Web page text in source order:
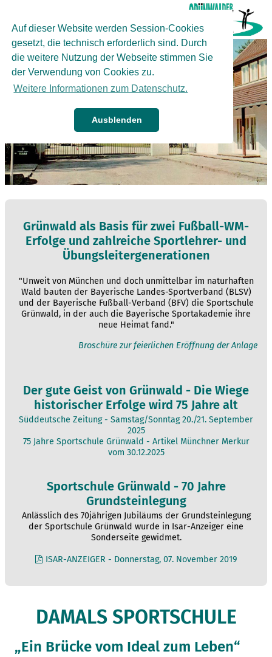
Auf dieser Website werden Session-Cookies
gesetzt, die technisch erforderlich sind. Durch
die weitere Nutzung der Webseite stimmen Sie
der Verwendung von Cookies zu.
Weitere Informationen zum Datenschutz.
Ausblenden
Grünwald als Basis für zwei Fußball-WM-
Erfolge und zahlreiche Sportlehrer- und
Übungsleitergenerationen
"Unweit von München und doch unmittelbar im naturhaften
Wald bauten der Bayerische Landes-Sportverband (BLSV)
und der Bayerische Fußball-Verband (BFV) die Sportschule
Grünwald, in der auch die Bayerische Sportakademie ihre
neue Heimat fand."
Broschüre zur feierlichen Eröffnung der Anlage
Der gute Geist von Grünwald - Die Wiege
historischer Erfolge wird 75 Jahre alt
Süddeutsche Zeitung - Samstag/Sonntag 20./21. September
2025
75 Jahre Sportschule Grünwald - Artikel Münchner Merkur
vom 30.12.2025
Sportschule Grünwald - 70 Jahre
Grundsteinlegung
Anlässlich des 70jährigen Jubiläums der Grundsteinlegung
der Sportschule Grünwald wurde in Isar-Anzeiger eine
Sonderseite gewidmet.
ISAR-ANZEIGER - Donnerstag, 07. November 2019
DAMALS SPORTSCHULE
„Ein Brücke vom Ideal zum Leben“